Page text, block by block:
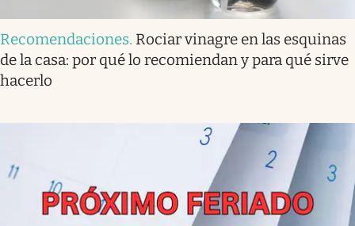
Recomendaciones. Rociar vinagre en las esquinas
de la casa: por qué lo recomiendan y para qué sirve
hacerlo